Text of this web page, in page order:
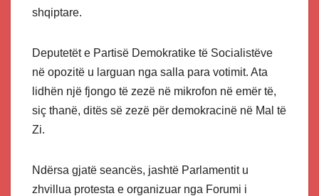
shqiptare.
Deputetët e Partisë Demokratike të Socialistëve
në opozitë u larguan nga salla para votimit. Ata
lidhën një fjongo të zezë në mikrofon në emër të,
siç thanë, ditës së zezë për demokracinë në Mal të
Zi.
Ndërsa gjatë seancës, jashtë Parlamentit u
zhvillua protesta e organizuar nga Forumi i